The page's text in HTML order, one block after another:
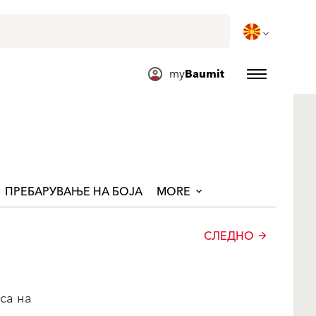
myBaumit
ПРЕБАРУВАЊЕ НА БОЈА MORE
СЛЕДНО arrow_forward
на